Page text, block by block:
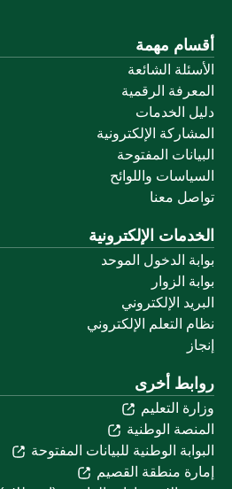
أقسام مهمة
الأسئلة الشائعة
المعرفة الرقمية
دليل الخدمات
المشاركة الإلكترونية
البيانات المفتوحة
السياسات واللوائح
تواصل معنا
الخدمات الإلكترونية
بوابة الدخول الموحد
بوابة الزوار
البريد الإلكتروني
نظام التعلم الإلكتروني
إنجاز
روابط أخرى
وزارة التعليم
المنصة الوطنية
البوابة الوطنية للبيانات المفتوحة
إمارة منطقة القصيم